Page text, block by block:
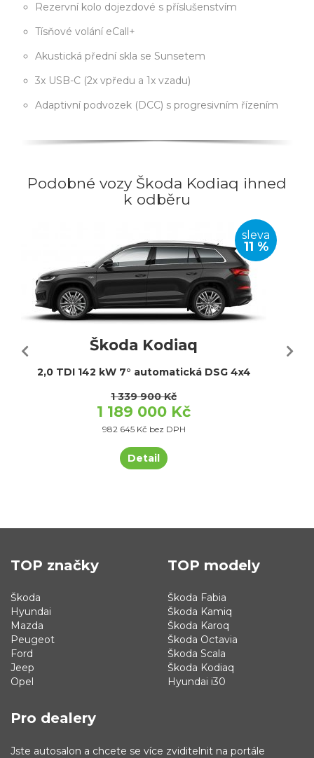
Rezervní kolo dojezdové s příslušenstvím
Tísňové volání eCall+
Akustická přední skla se Sunsetem
3x USB-C (2x vpředu a 1x vzadu)
Adaptivní podvozek (DCC) s progresivním řízením
Podobné vozy Škoda Kodiaq ihned
k odběru
sleva
11 %
Škoda Kodiaq
2,0 TDI 142 kW 7° automatická DSG 4x4
1 339 900 Kč
1 189 000 Kč
982 645 Kč bez DPH
Detail
TOP značky
Škoda
Hyundai
Mazda
Peugeot
Ford
Jeep
Opel
TOP modely
Škoda Fabia
Škoda Kamiq
Škoda Karoq
Škoda Octavia
Škoda Scala
Škoda Kodiaq
Hyundai i30
Pro dealery
Jste autosalon a chcete se více zviditelnit na portále